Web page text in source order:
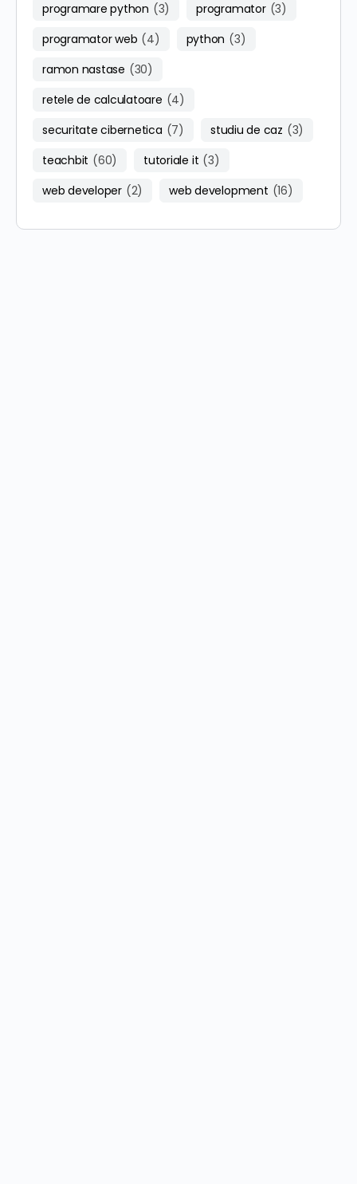
programare python (3) programator (3)
programator web (4) python (3)
ramon nastase (30)
retele de calculatoare (4)
securitate cibernetica (7) studiu de caz (3)
teachbit (60) tutoriale it (3)
web developer (2) web development (16)